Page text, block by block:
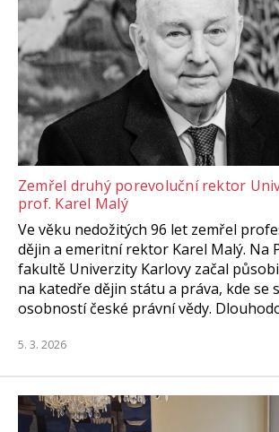
Zemřel druhý porevoluční rektor
prof. Karel Malý
Ve věku nedožitých 96 let zemřel
dějin a emeritní rektor Karel Malý. Na
fakultě Univerzity Karlovy začal
na katedře dějin státu a práva, kde se
osobností české právní vědy.
5. 3. 2026